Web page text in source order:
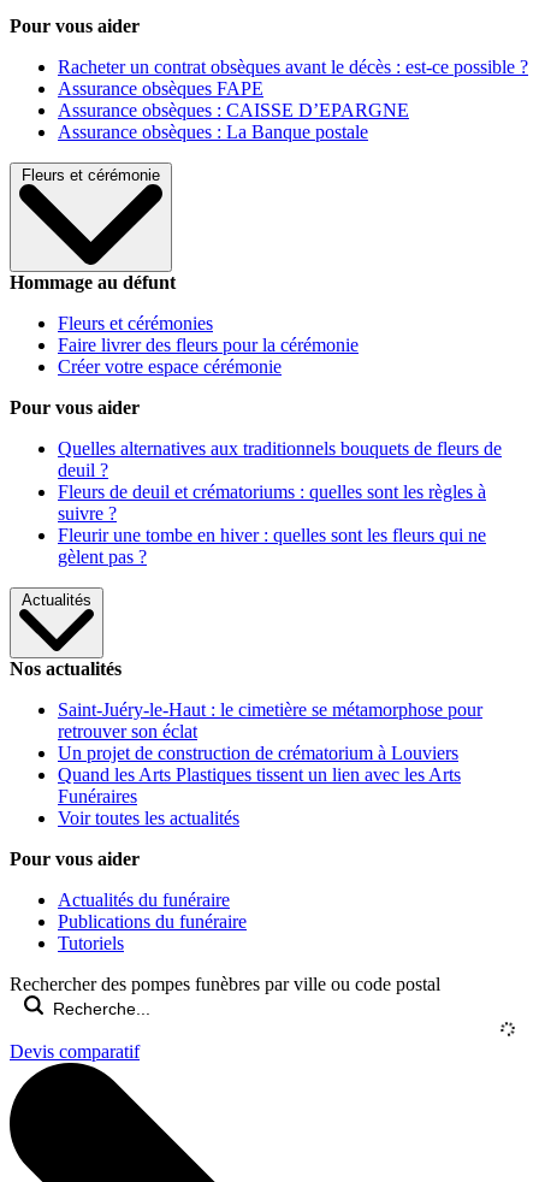
Pour vous aider
Racheter un contrat obsèques avant le décès : est-ce possible ?
Assurance obsèques FAPE
Assurance obsèques : CAISSE D’EPARGNE
Assurance obsèques : La Banque postale
Fleurs et cérémonie
Hommage au défunt
Fleurs et cérémonies
Faire livrer des fleurs pour la cérémonie
Créer votre espace cérémonie
Pour vous aider
Quelles alternatives aux traditionnels bouquets de fleurs de
deuil ?
Fleurs de deuil et crématoriums : quelles sont les règles à
suivre ?
Fleurir une tombe en hiver : quelles sont les fleurs qui ne
gèlent pas ?
Actualités
Nos actualités
Saint-Juéry-le-Haut : le cimetière se métamorphose pour
retrouver son éclat
Un projet de construction de crématorium à Louviers
Quand les Arts Plastiques tissent un lien avec les Arts
Funéraires
Voir toutes les actualités
Pour vous aider
Actualités du funéraire
Publications du funéraire
Tutoriels
Rechercher des pompes funèbres par ville ou code postal
Devis comparatif